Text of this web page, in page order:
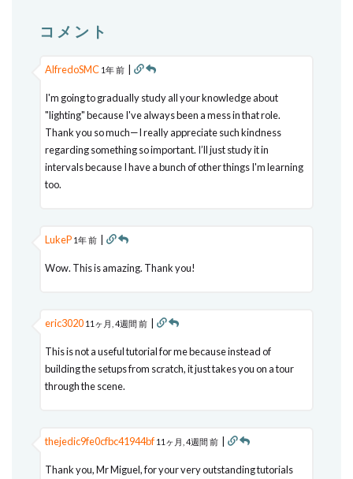
コメント
AlfredoSMC 1年 前 |
I'm going to gradually study all your knowledge about
"lighting" because I've always been a mess in that role.
Thank you so much—I really appreciate such kindness
regarding something so important. I’ll just study it in
intervals because I have a bunch of other things I'm learning
too.
LukeP 1年 前 |
Wow. This is amazing. Thank you!
eric3020 11ヶ月, 4週間 前 |
This is not a useful tutorial for me because instead of
building the setups from scratch, it just takes you on a tour
through the scene.
thejedic9fe0cfbc41944bf 11ヶ月, 4週間 前 |
Thank you, Mr Miguel, for your very outstanding tutorials